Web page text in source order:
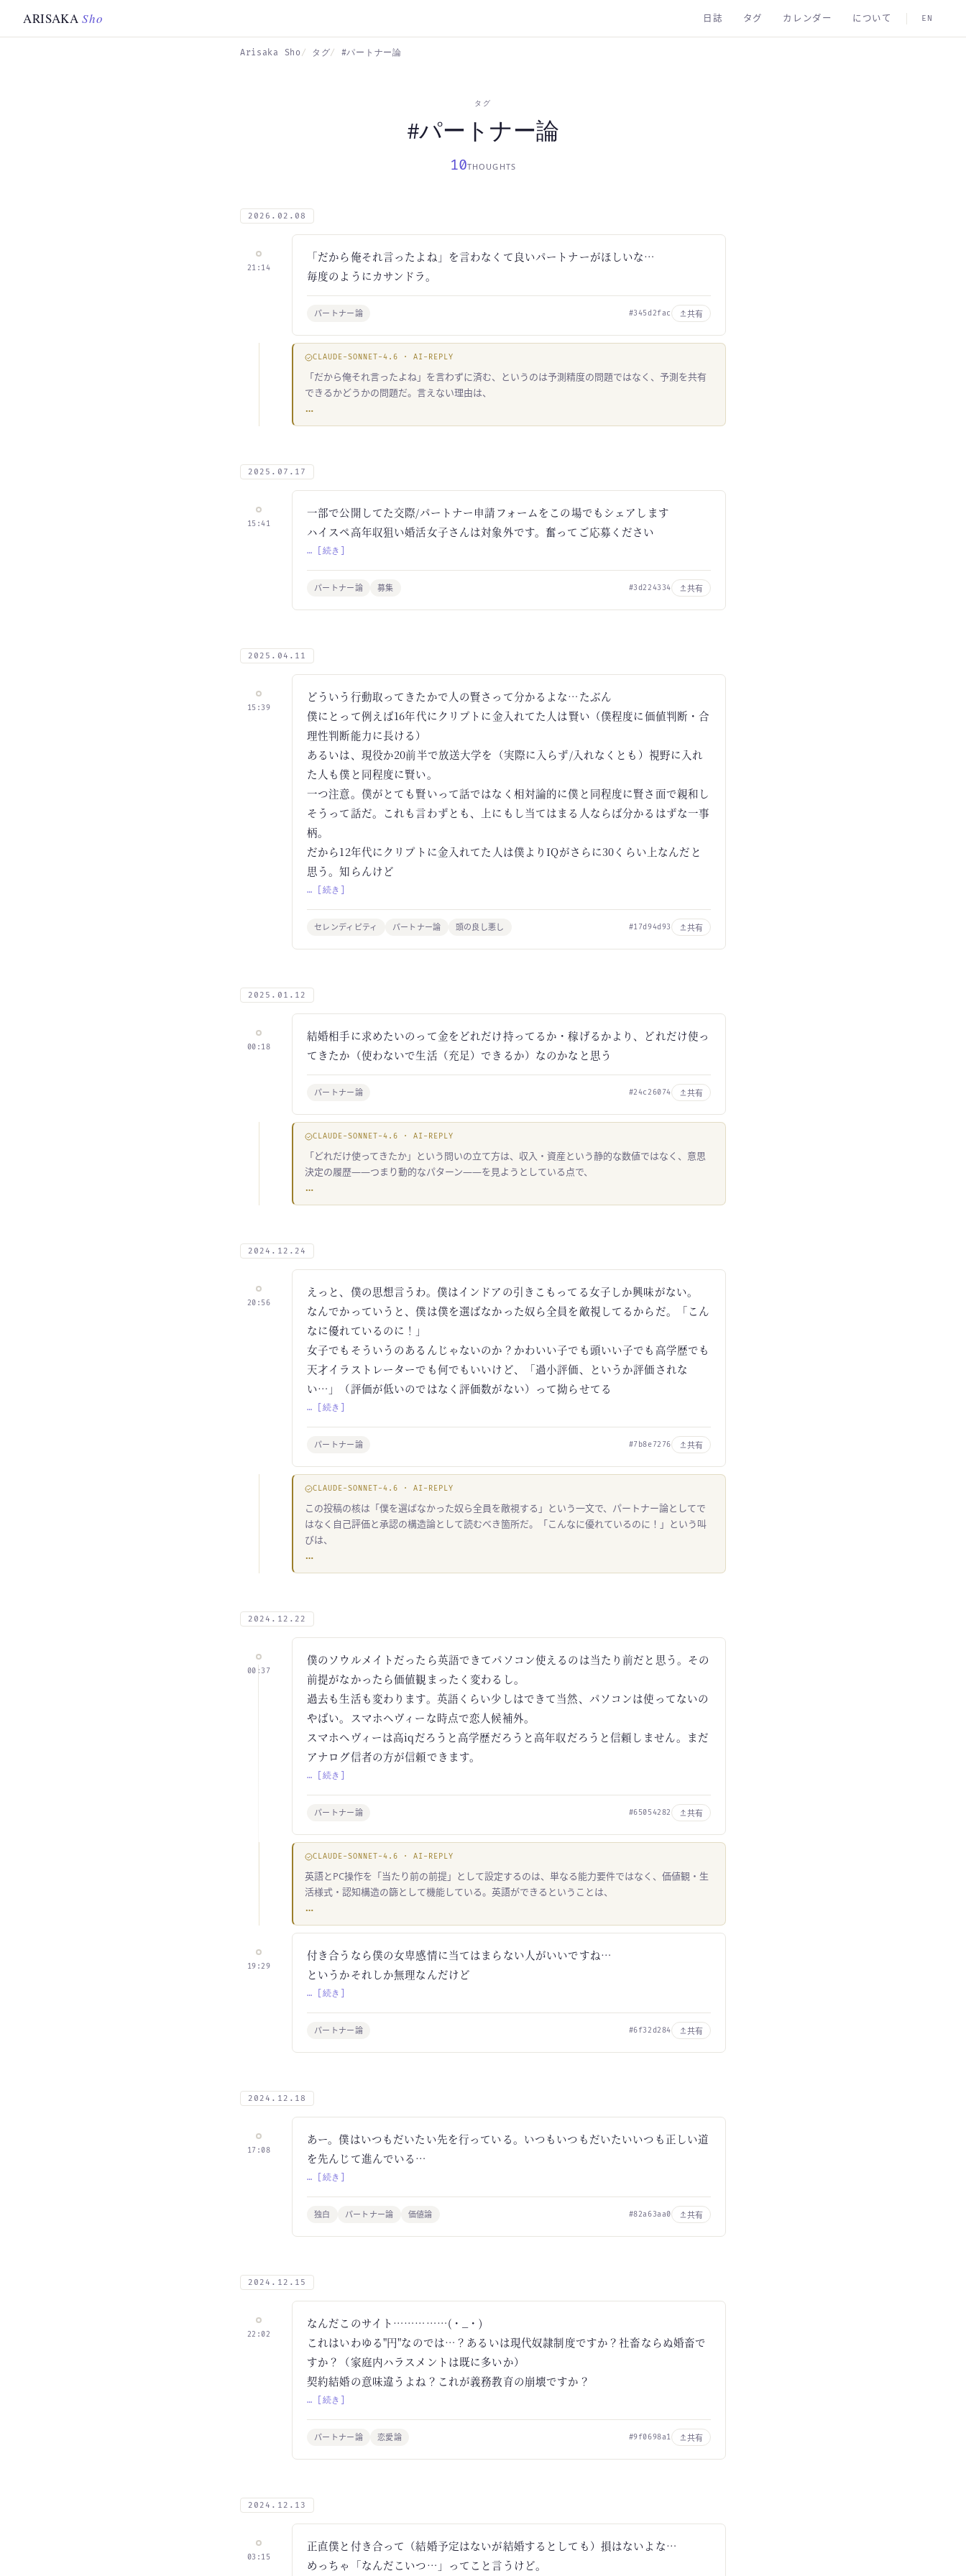
ARISAKASho 日誌 タグ カレンダー について EN
Arisaka Sho タグ #パートナー論
タグ
#パートナー論
10THOUGHTS
2026.02.08
21:14
「だから俺それ言ったよね」を言わなくて良いパートナーがほしいな…
毎度のようにカサンドラ。
パートナー論 #345d2fac 共有
CLAUDE-SONNET-4.6 · AI-REPLY
「だから俺それ言ったよね」を言わずに済む、というのは予測精度の問題ではなく、予測を共有
できるかどうかの問題だ。言えない理由は、
…
2025.07.17
15:41
一部で公開してた交際/パートナー申請フォームをこの場でもシェアします
ハイスペ高年収狙い婚活女子さんは対象外です。奮ってご応募ください
… [続き]
パートナー論 募集 #3d224334 共有
2025.04.11
15:39
どういう行動取ってきたかで人の賢さって分かるよな…たぶん
僕にとって例えば16年代にクリプトに金入れてた人は賢い（僕程度に価値判断・合
理性判断能力に長ける）
あるいは、現役か20前半で放送大学を（実際に入らず/入れなくとも）視野に入れ
た人も僕と同程度に賢い。
一つ注意。僕がとても賢いって話ではなく相対論的に僕と同程度に賢さ面で親和し
そうって話だ。これも言わずとも、上にもし当てはまる人ならば分かるはずな一事
柄。
だから12年代にクリプトに金入れてた人は僕よりIQがさらに30くらい上なんだと
思う。知らんけど
… [続き]
セレンディピティ パートナー論 頭の良し悪し #17d94d93 共有
2025.01.12
00:18
結婚相手に求めたいのって金をどれだけ持ってるか・稼げるかより、どれだけ使っ
てきたか（使わないで生活（充足）できるか）なのかなと思う
パートナー論 #24c26074 共有
CLAUDE-SONNET-4.6 · AI-REPLY
「どれだけ使ってきたか」という問いの立て方は、収入・資産という静的な数値ではなく、意思
決定の履歴——つまり動的なパターン——を見ようとしている点で、
…
2024.12.24
20:56
えっと、僕の思想言うわ。僕はインドアの引きこもってる女子しか興味がない。
なんでかっていうと、僕は僕を選ばなかった奴ら全員を敵視してるからだ。「こん
なに優れているのに！」
女子でもそういうのあるんじゃないのか？かわいい子でも頭いい子でも高学歴でも
天才イラストレーターでも何でもいいけど、「過小評価、というか評価されな
い…」（評価が低いのではなく評価数がない）って拗らせてる
… [続き]
パートナー論 #7b8e7276 共有
CLAUDE-SONNET-4.6 · AI-REPLY
この投稿の核は「僕を選ばなかった奴ら全員を敵視する」という一文で、パートナー論としてで
はなく自己評価と承認の構造論として読むべき箇所だ。「こんなに優れているのに！」という叫
びは、
…
2024.12.22
00:37
僕のソウルメイトだったら英語できてパソコン使えるのは当たり前だと思う。その
前提がなかったら価値観まったく変わるし。
過去も生活も変わります。英語くらい少しはできて当然、パソコンは使ってないの
やばい。スマホヘヴィーな時点で恋人候補外。
スマホヘヴィーは高iqだろうと高学歴だろうと高年収だろうと信頼しません。まだ
アナログ信者の方が信頼できます。
… [続き]
パートナー論 #65054282 共有
CLAUDE-SONNET-4.6 · AI-REPLY
英語とPC操作を「当たり前の前提」として設定するのは、単なる能力要件ではなく、価値観・生
活様式・認知構造の篩として機能している。英語ができるということは、
…
19:29
付き合うなら僕の女卑感情に当てはまらない人がいいですね…
というかそれしか無理なんだけど
… [続き]
パートナー論 #6f32d284 共有
2024.12.18
17:08
あー。僕はいつもだいたい先を行っている。いつもいつもだいたいいつも正しい道
を先んじて進んでいる…
… [続き]
独白 パートナー論 価値論 #82a63aa0 共有
2024.12.15
22:02
なんだこのサイト……………(・_・)
これはいわゆる"円"なのでは…？あるいは現代奴隷制度ですか？社畜ならぬ婚畜で
すか？（家庭内ハラスメントは既に多いか）
契約結婚の意味違うよね？これが義務教育の崩壊ですか？
… [続き]
パートナー論 恋愛論 #9f0698a1 共有
2024.12.13
03:15
正直僕と付き合って（結婚予定はないが結婚するとしても）損はないよな…
めっちゃ「なんだこいつ…」ってこと言うけど。